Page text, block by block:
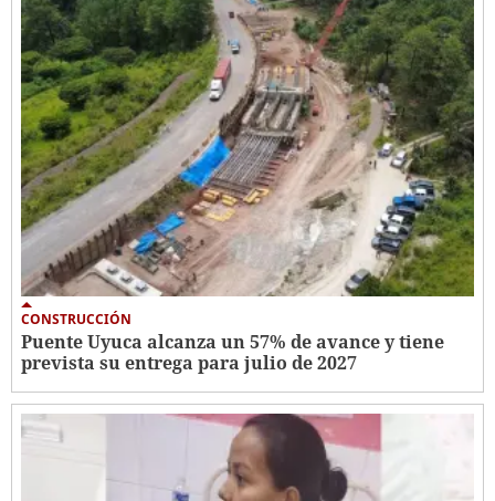
CONSTRUCCIÓN
Puente Uyuca alcanza un 57% de avance y tiene
prevista su entrega para julio de 2027